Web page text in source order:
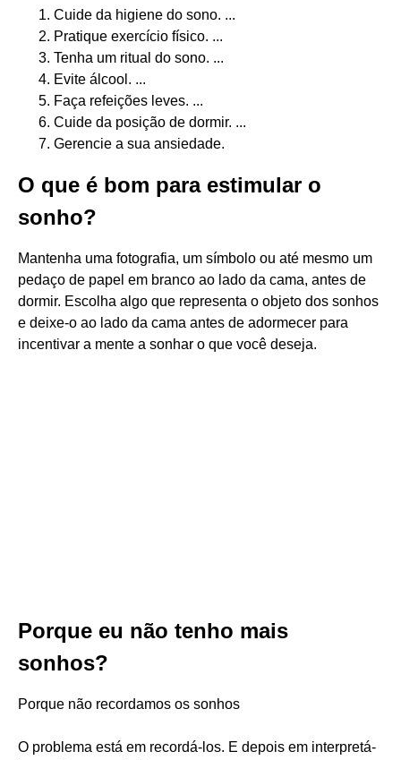
Cuide da higiene do sono. ...
Pratique exercício físico. ...
Tenha um ritual do sono. ...
Evite álcool. ...
Faça refeições leves. ...
Cuide da posição de dormir. ...
Gerencie a sua ansiedade.
O que é bom para estimular o
sonho?
Mantenha uma fotografia, um símbolo ou até mesmo um
pedaço de papel em branco ao lado da cama, antes de
dormir. Escolha algo que representa o objeto dos sonhos
e deixe-o ao lado da cama antes de adormecer para
incentivar a mente a sonhar o que você deseja.
Porque eu não tenho mais
sonhos?
Porque não recordamos os sonhos
O problema está em recordá-los. E depois em interpretá-